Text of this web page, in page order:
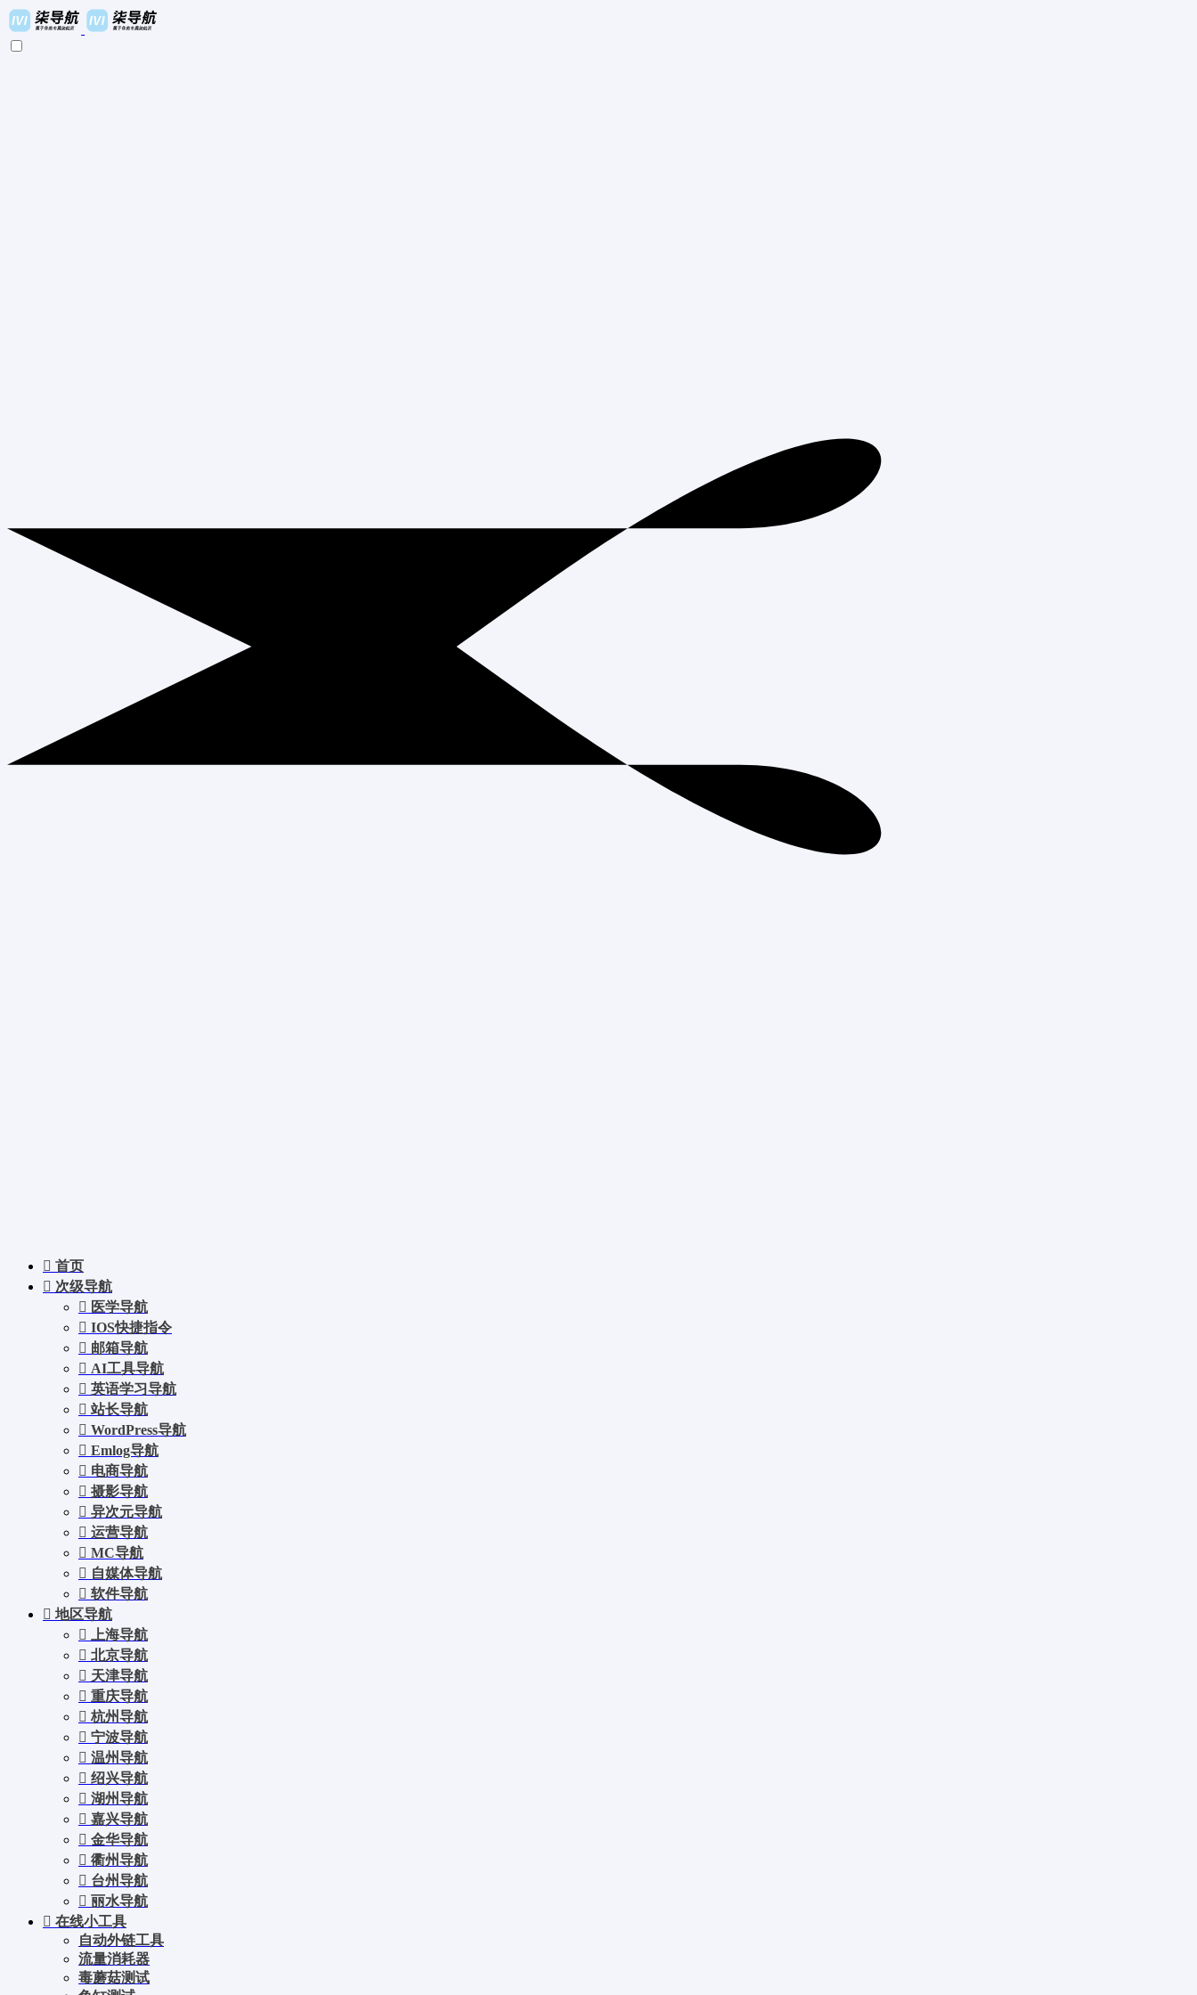
首页
次级导航
医学导航
IOS快捷指令
邮箱导航
AI工具导航
英语学习导航
站长导航
WordPress导航
Emlog导航
电商导航
摄影导航
异次元导航
运营导航
MC导航
自媒体导航
软件导航
地区导航
上海导航
北京导航
天津导航
重庆导航
杭州导航
宁波导航
温州导航
绍兴导航
湖州导航
嘉兴导航
金华导航
衢州导航
台州导航
丽水导航
在线小工具
自动外链工具
流量消耗器
毒蘑菇测试